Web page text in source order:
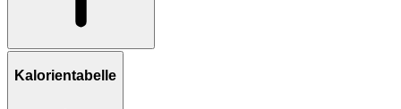
Kalorientabelle